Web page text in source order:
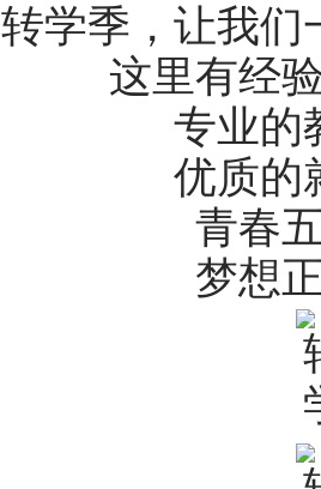
转学季，让我们
这里有经
专业的
优质的
青春
梦想